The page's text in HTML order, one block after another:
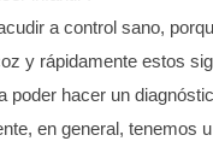
a control sano,
y rápidamente estos
poder hacer un
en general, tenemos